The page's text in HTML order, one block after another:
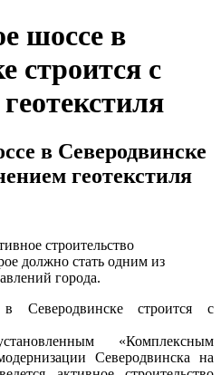
шоссе в
строится с
в Северодвинске
геотекстиля
строительство
должно стать одним из
города.
«Комплексным
Северодвинска на